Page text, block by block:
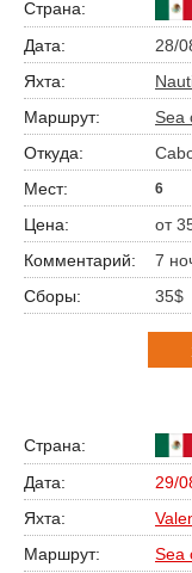
28/
Sea
6
от
7
35$
29/
Sea